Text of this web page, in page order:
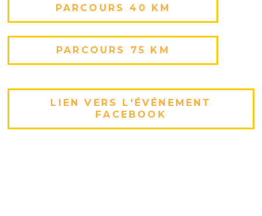
PARCOURS 40 KM
PARCOURS 75 KM
LIEN VERS L'ÉVÉNEMENT
FACEBOOK